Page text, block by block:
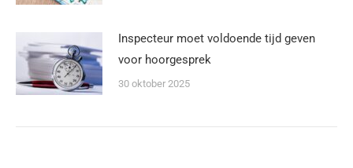
Inspecteur moet voldoende tijd geven
voor hoorgesprek
30 oktober 2025